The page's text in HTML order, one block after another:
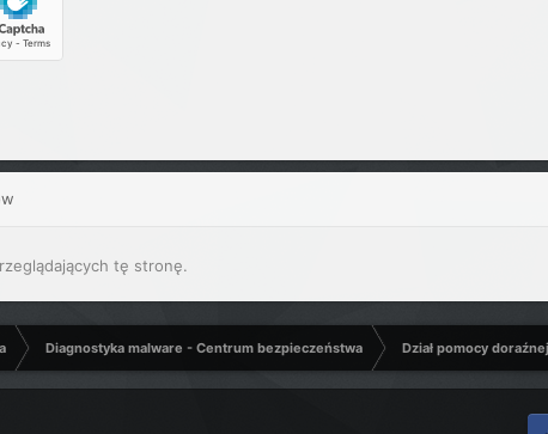
tę stronę.
Diagnostyka malware - Centrum bezpieczeństwa Dział pomocy doraźnej